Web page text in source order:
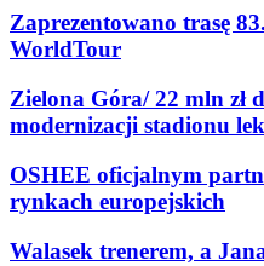
Zaprezentowano trasę
WorldTour
Zielona Góra/ 22 mln zł
modernizacji stadionu
OSHEE oficjalnym
rynkach europejskich
Walasek trenerem, a